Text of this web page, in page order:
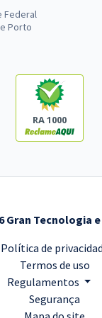
Federal
Porto
RA 1000
Gran Tecnologia
Política de
Termos de uso
Regulamentos
Segurança